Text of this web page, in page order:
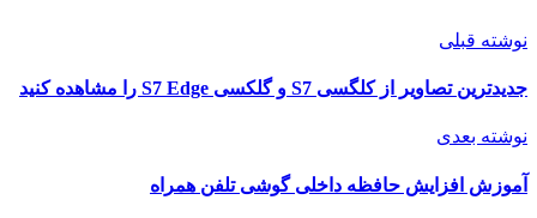
نوشته قبلی
جدیدترین تصاویر از کلگسی S7 و گلکسی S7 Edge را مشاهده کنید
نوشته بعدی
آموزش افزایش حافظه داخلی گوشی تلفن همراه